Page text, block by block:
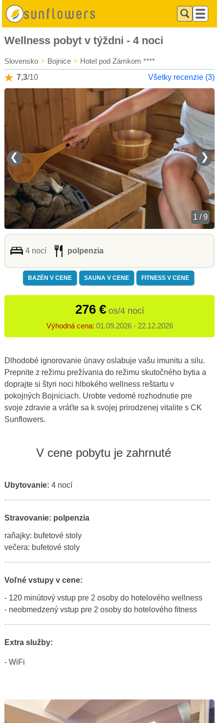
Wellness pobyt v týždni - 4 noci
Slovensko > Bojnice > Hotel pod Zámkom ****
7,3/10 Všetky recenzie (3)
❮ ❯
1 / 9
4 nocí polpenzia
BAZÉN V CENE SAUNA V CENE FITNESS V CENE
276 €os/4 nocí
Výhodná cena: 01.09.2026 - 22.12.2026
Dlhodobé ignorovanie únavy oslabuje vašu imunitu a silu.
Prepnite z režimu prežívania do režimu skutočného bytia a
doprajte si štyri noci hlbokého wellness reštartu v
pokojných Bojniciach. Urobte vedomé rozhodnutie pre
svoje zdravie a vráťte sa k svojej prirodzenej vitalite s CK
Sunflowers.
V cene pobytu je zahrnuté
Ubytovanie: 4 nocí
Stravovanie: polpenzia
raňajky: bufetové stoly
večera: bufetové stoly
Voľné vstupy v cene:
- 120 minútový vstup pre 2 osoby do hotelového wellness
- neobmedzený vstup pre 2 osoby do hotelového fitness
Extra služby:
- WiFi